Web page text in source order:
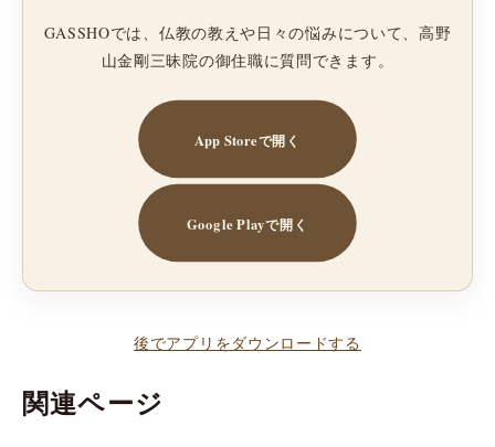
GASSHOでは、仏教の教えや日々の悩みについて、高野
山金剛三昧院の御住職に質問できます。
App Storeで開く
Google Playで開く
後でアプリをダウンロードする
関連ページ